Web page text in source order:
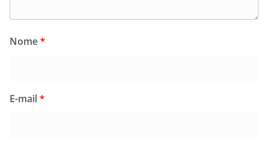
Nome*
E-mail*